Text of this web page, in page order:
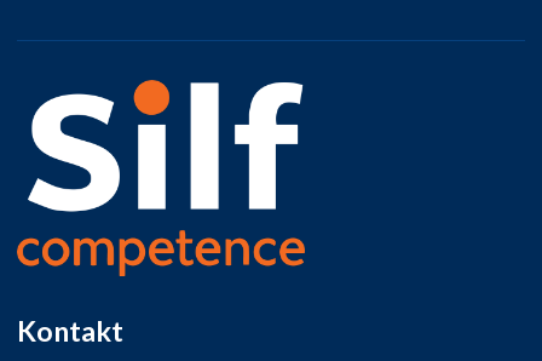
Kontakt